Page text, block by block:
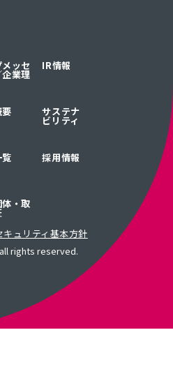
メッセ
企業理
・取
IR情報
サステナ
ビリティ
採用情報
キュリティ基本方針
rights reserved.